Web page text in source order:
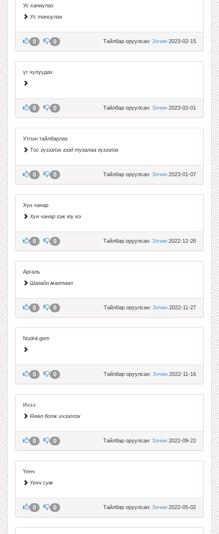
Ус ханиулах
Ус таниулах
Тайлбар оруулсан: Зочин 2023-02-15
0 0
үг чулуудах
Тайлбар оруулсан: Зочин 2023-02-01
0 0
Утгын тайлбарлах
Тос гүзээлэх гээд тугалаа гүзээлэх
Тайлбар оруулсан: Зочин 2023-01-07
0 0
Хүн чанар
Хүн чанар гэж юү вэ
Тайлбар оруулсан: Зочин 2022-12-26
0 0
Аргаль
Шагайн магтаал
Тайлбар оруулсан: Зочин 2022-11-27
0 0
Nudnii gem
Тайлбар оруулсан: Зочин 2022-11-16
0 0
Ичээ
Өвөл болж ичээллэх
Тайлбар оруулсан: Зочин 2022-09-22
0 0
Үенч
Үенч сум
Тайлбар оруулсан: Зочин 2022-05-02
0 0